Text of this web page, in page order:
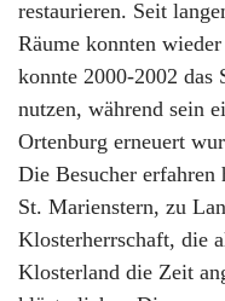
restaurieren. Seit
Räume konnten
konnte 2000-2002 das
nutzen, während sein
Ortenburg erneuert
Die Besucher erfahren
St. Marienstern, zu
Klosterherrschaft, die
Klosterland die Zeit